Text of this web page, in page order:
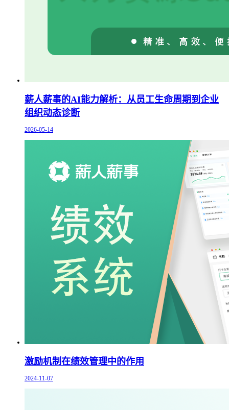
薪人薪事的AI能力解析：从员工生命周期到企业
组织动态诊断
2026-05-14
激励机制在绩效管理中的作用
2024-11-07